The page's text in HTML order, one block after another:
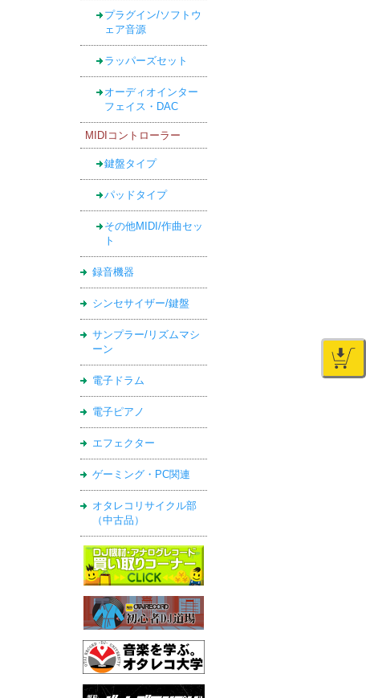
プラグイン/ソフトウ
ェア音源
ラッパーズセット
オーディオインター
フェイス・DAC
MIDIコントローラー
鍵盤タイプ
パッドタイプ
その他MIDI/作曲セッ
ト
録音機器
シンセサイザー/鍵盤
サンプラー/リズムマシ
ーン
電子ドラム
電子ピアノ
エフェクター
ゲーミング・PC関連
オタレコリサイクル部
（中古品）